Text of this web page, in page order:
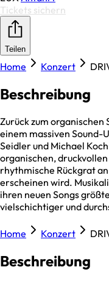
Tickets sichern
Teilen
Home Konzert
Beschreibung
Zurück zum
einem massiven Sound-
Seidler und Michael
organischen,
rhythmische Rückgrat
erscheinen wird.
ihren neuen Songs
vielschichtiger und
Home Konzert
Beschreibung